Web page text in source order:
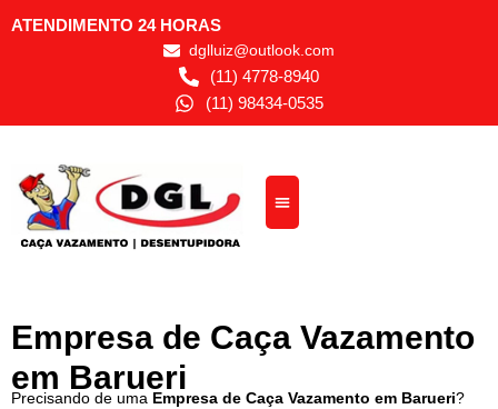
ATENDIMENTO 24 HORAS
dglluiz@outlook.com
(11) 4778-8940
(11) 98434-0535
Empresa de Caça Vazamento
em Barueri
Precisando de uma Empresa de Caça Vazamento em Barueri?